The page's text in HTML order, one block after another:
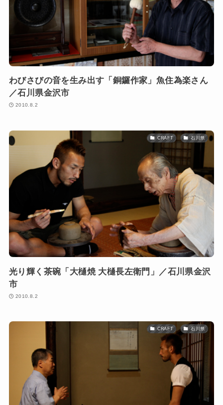
わびさびの音を生み出す「銅鑼作家」魚住為楽さん
／石川県金沢市
2010.8.2
CRAFT 石川県
光り輝く茶碗「大樋焼 大樋長左衛門」／石川県金沢
市
2010.8.2
CRAFT 石川県